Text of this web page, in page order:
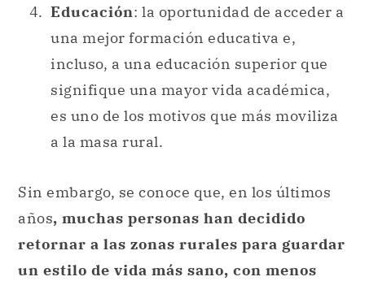
Educación: la oportunidad de acceder a
una mejor formación educativa e,
incluso, a una educación superior que
signifique una mayor vida académica,
es uno de los motivos que más moviliza
a la masa rural.
Sin embargo, se conoce que, en los últimos
años, muchas personas han decidido
retornar a las zonas rurales para guardar
un estilo de vida más sano, con menos